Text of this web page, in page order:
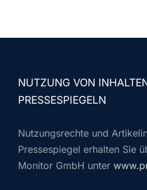
NUTZUNG VON
PRESSESPIEGELN
Nutzungsrechte und
Pressespiegel erhalten Sie
Monitor GmbH unter